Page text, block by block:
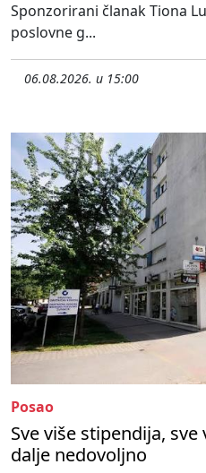
Sponzorirani članak Tiona
poslovne g...
06.08.2026. u 15:00
Posao
Sve više stipendija,
dalje nedovoljno